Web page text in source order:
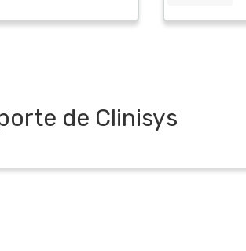
de Clinisys